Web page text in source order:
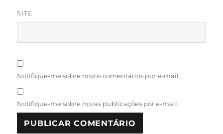
SITE
Notifique-me sobre novos comentários por e-mail.
Notifique-me sobre novas publicações por e-mail.